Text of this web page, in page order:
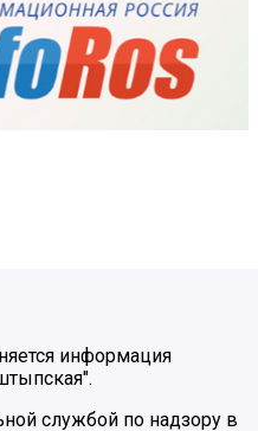
информация
службой по надзору в